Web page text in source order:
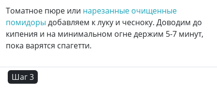
Томатное пюре или нарезанные очищенные
помидоры добавляем к луку и чесноку. Доводим до
кипения и на минимальном огне держим 5-7 минут,
пока варятся спагетти.
Шаг 3